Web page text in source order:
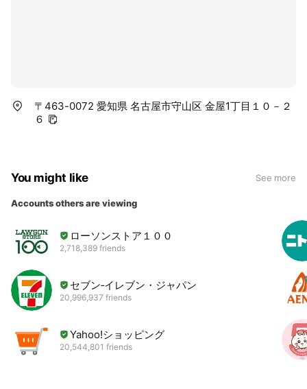
〒463-0072 愛知県 名古屋市守山区 金屋1丁目１０－２
６
You might like See more
Accounts others are viewing
ローソンストア１００
2,718,389 friends
セブン‐イレブン・ジャパン
20,996,937 friends
Yahoo!ショッピング
20,544,801 friends